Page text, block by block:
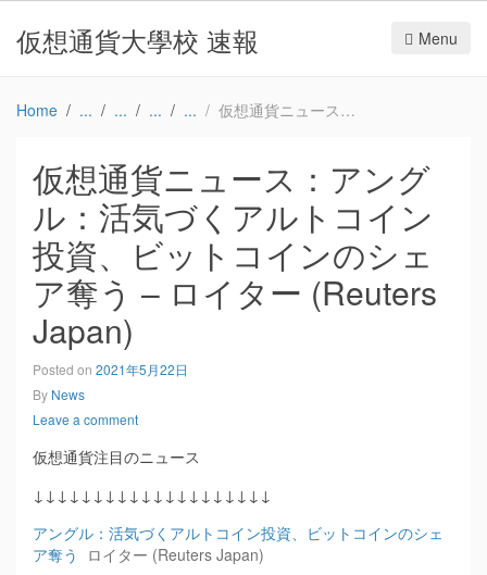
仮想通貨大學校 速報 Menu
Home 仮想通貨ニュース：アングル：活気づくアルトコイン投資、ビットコインのシェア奪う – ロイター (Reuters Japan)
仮想通貨ニュース：アング
ル：活気づくアルトコイン
投資、ビットコインのシェ
ア奪う – ロイター (Reuters
Japan)
Posted on 2021年5月22日
By News
Leave a comment
仮想通貨注目のニュース
↓↓↓↓↓↓↓↓↓↓↓↓↓↓↓↓↓↓↓↓
アングル：活気づくアルトコイン投資、ビットコインのシェ
ア奪う
ロイター (Reuters Japan)